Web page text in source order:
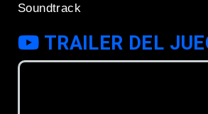
Soundtrack
TRAILER DEL